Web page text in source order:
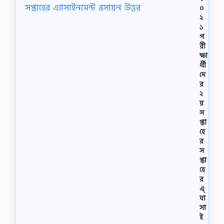
০
২
১
প
রী
ক্ষা
র্থী
দে
র
২
য়
স
প্তা
হে
র
স
প্তা
হে
র
এ্
যা
সা
ই